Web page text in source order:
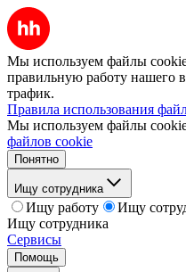
Мы используем файлы
правильную работу нашего
трафик.
Правила использования
Мы используем файлы
файлов cookie
Понятно
Ищу сотрудника
Ищу работу
Ищу
Ищу сотрудника
Сервисы
Помощь